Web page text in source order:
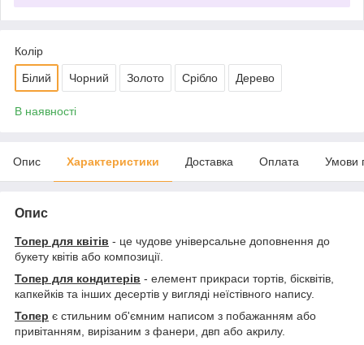
Колір
Білий Чорний Золото Срібло Дерево
В наявності
Опис Характеристики Доставка Оплата Умови
Опис
Топер для квітів - це чудове універсальне доповнення до
букету квітів або композиції.
Топер для кондитерів - елемент прикраси тортів, бісквітів,
капкейків та інших десертів у вигляді неїстівного напису.
Топер є стильним об'ємним написом з побажанням або
привітанням, вирізаним з фанери, двп або акрилу.